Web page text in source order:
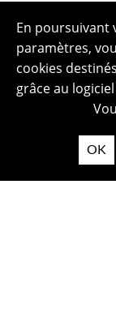
En poursuivant
paramètres,
cookies
grâce au
OK